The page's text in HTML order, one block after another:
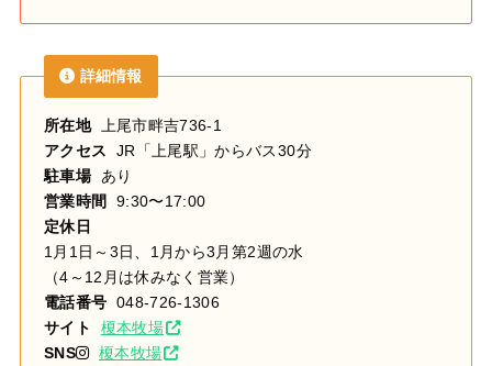
詳細情報
所在地上尾市畔吉736-1
アクセス JR「上尾駅」からバス30分
駐車場あり
営業時間
9:30〜17:00
定休日
1月1日～3日、1月から3月第2週の水
（4～12月は休みなく営業）
電話番号 048-726-1306
サイト
榎本牧場
SNS
榎本牧場